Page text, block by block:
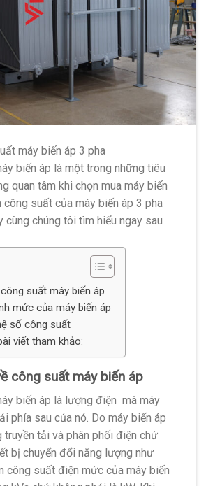
máy biến áp 3 pha
biến áp là một trong những tiêu
quan tâm khi chọn mua máy biến
công suất của máy biến áp 3 pha
cùng chúng tôi tìm hiểu ngay sau
suất máy biến áp
mức của máy biến áp
số công suất
viết tham khảo:
công suất máy biến áp
biến áp là lượng điện mà máy
phía sau của nó. Do máy biến áp
truyền tải và phân phối điện chứ
bị chuyển đổi năng lượng như
công suất điện mức của máy biến